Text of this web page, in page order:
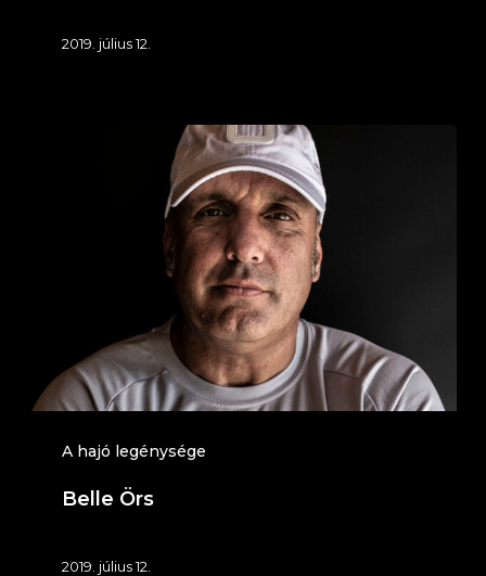
2019. július 12.
A hajó legénysége
Belle Örs
2019. július 12.